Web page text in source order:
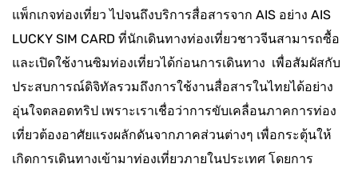
แพ็กเกจท่องเที่ยว ไปจนถึงบริการสื่อสารจาก AIS อย่าง AIS
LUCKY SIM CARD ที่นักเดินทางท่องเที่ยวชาวจีนสามารถซื้อ
และเปิดใช้งานซิมท่องเที่ยวได้ก่อนการเดินทาง เพื่อสัมผัสกับ
ประสบการณ์ดิจิทัลรวมถึงการใช้งานสื่อสารในไทยได้อย่าง
อุ่นใจตลอดทริป เพราะเราเชื่อว่าการขับเคลื่อนภาคการท่อง
เที่ยวต้องอาศัยแรงผลักดันจากภาคส่วนต่างๆ เพื่อกระตุ้นให้
เกิดการเดินทางเข้ามาท่องเที่ยวภายในประเทศ โดยการ